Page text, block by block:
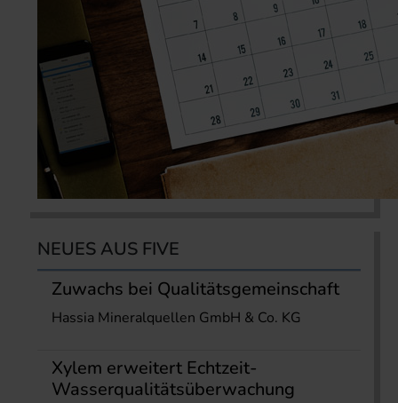
NEUES AUS FIVE
Zuwachs bei Qualitätsgemeinschaft
Hassia Mineralquellen GmbH & Co. KG
Xylem erweitert Echtzeit-
Wasserqualitätsüberwachung